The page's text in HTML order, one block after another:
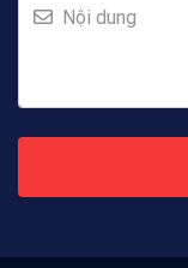
Nội dung